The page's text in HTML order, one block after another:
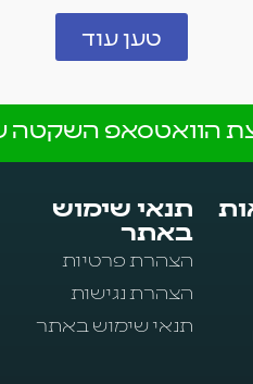
טען עוד
הוואטסאפ השקטה
תנאי שימוש
באתר
הצהרת פרטיות
הצהרת נגישות
תנאי שימוש באתר